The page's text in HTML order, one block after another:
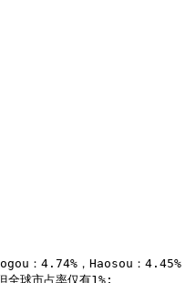
：4.74%，Haosou：
全球市占率仅有1%;